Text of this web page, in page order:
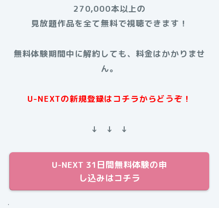
270,000本以上の
見放題作品を全て無料で視聴できます！
無料体験期間中に解約しても、料金はかかりませ
ん。
U-NEXTの新規登録はコチラからどうぞ！
↓ ↓ ↓
U-NEXT 31日間無料体験の申
し込みはコチラ
.